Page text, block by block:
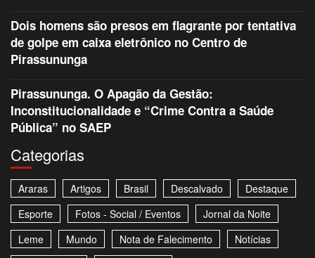
Dois homens são presos em flagrante por tentativa
de golpe em caixa eletrônico no Centro de
Pirassununga
Pirassununga. O Apagão da Gestão:
Inconstitucionalidade e “Crime Contra a Saúde
Pública” no SAEP
Categorias
Araras Artigos Brasil Descalvado
Destaque
Esporte
Fotos - Social / Eventos
Jornal da Noite
Leme
Mundo Nota de Falecimento
Notícias